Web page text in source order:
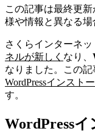
この記事は最終更
様や情報と異なる場
さくらインターネ
ネルが新しく なり、
なりました。この
WordPressインスト
す。
WordPress